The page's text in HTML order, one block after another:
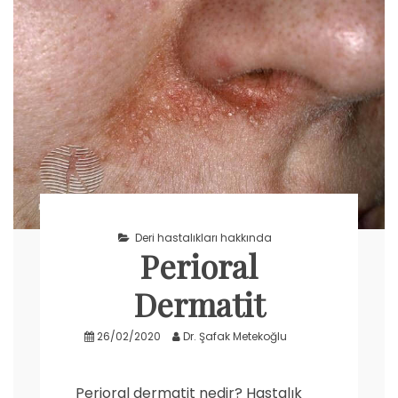
Deri hastalıkları hakkında
Perioral
Dermatit
26/02/2020 Dr. Şafak Metekoğlu
Perioral dermatit nedir? Hastalık